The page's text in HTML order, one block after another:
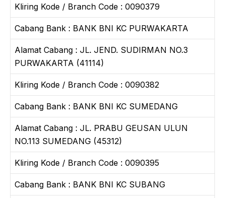
Kliring Kode / Branch Code : 0090379
Cabang Bank : BANK BNI KC PURWAKARTA
Alamat Cabang : JL. JEND. SUDIRMAN NO.3
PURWAKARTA (41114)
Kliring Kode / Branch Code : 0090382
Cabang Bank : BANK BNI KC SUMEDANG
Alamat Cabang : JL. PRABU GEUSAN ULUN
NO.113 SUMEDANG (45312)
Kliring Kode / Branch Code : 0090395
Cabang Bank : BANK BNI KC SUBANG